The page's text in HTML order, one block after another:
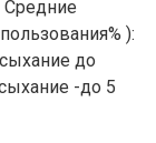
):
до
-до 5